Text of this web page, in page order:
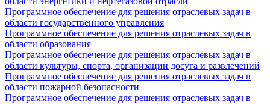
Программное обеспечение для решения отраслевых задач в
области государственного управления
Программное обеспечение для решения отраслевых задач в
области образования
Программное обеспечение для решения отраслевых задач в
области культуры, спорта, организации досуга и развлечений
Программное обеспечение для решения отраслевых задач в
области пожарной безопасности
Программное обеспечение для решения отраслевых задач в